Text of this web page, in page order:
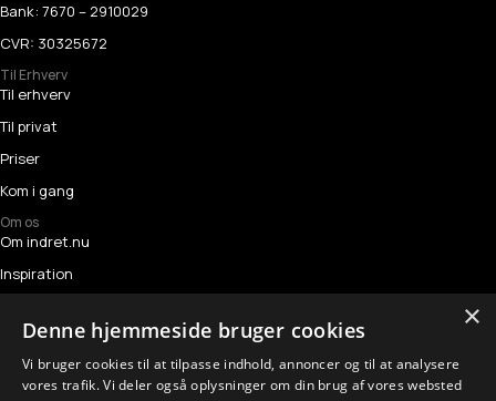
Bank: 7670 – 2910029
CVR: 30325672
Til Erhverv
Til erhverv
Til privat
Priser
Kom i gang
Om os
Om indret.nu
Inspiration
Kontakt
Følg os
Instagram
×
Denne hjemmeside bruger cookies
Vi bruger cookies til at tilpasse indhold, annoncer og til at analysere
vores trafik. Vi deler også oplysninger om din brug af vores websted